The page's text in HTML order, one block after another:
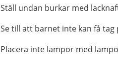
Ställ undan burkar med
Se till att barnet inte kan få
Placera inte lampor med